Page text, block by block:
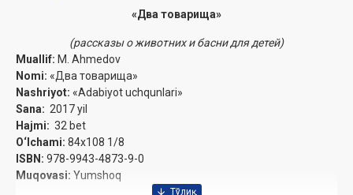
«Два товарища»
(рассказы о животних и басни для детей)
Muallif: M. Ahmedov
Nomi: «Два товарища»
Nashriyot: «Adabiyot uchqunlari»
Sana: 2017 yil
Hajmi: 32 bet
O‘lchami: 84x108 1/8
ISBN: 978-9943-4873-9-0
Muqovasi: Yumshoq